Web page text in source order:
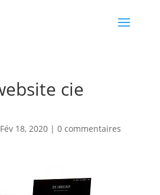
cie
Fév 18, 2020| 0 commentaires